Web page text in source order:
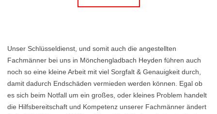
Unser Schlüsseldienst, und somit auch die angestellten
Fachmänner bei uns in Mönchengladbach Heyden führen auch
noch so eine kleine Arbeit mit viel Sorgfalt & Genauigkeit durch,
damit dadurch Endschäden vermieden werden können. Egal ob
es sich beim Notfall um ein großes, oder kleines Problem handelt
die Hilfsbereitschaft und Kompetenz unserer Fachmänner ändert